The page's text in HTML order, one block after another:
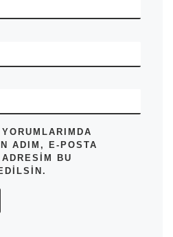
ADIM, E-POSTA
BU